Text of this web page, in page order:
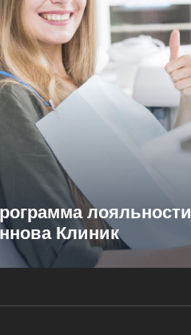
лояльности
Клиник